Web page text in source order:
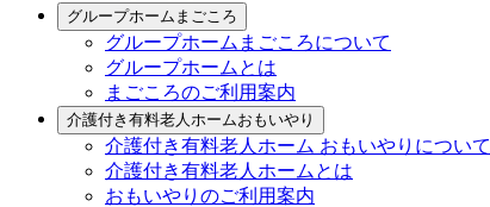
グループホームまごころ
グループホームまごころについて
グループホームとは
まごころのご利用案内
介護付き有料老人ホームおもいやり
介護付き有料老人ホーム おもいやりについて
介護付き有料老人ホームとは
おもいやりのご利用案内